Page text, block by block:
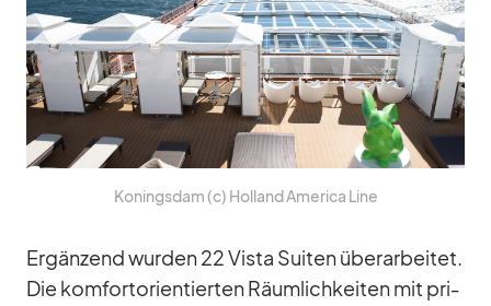
Ko­nings­dam (c) Hol­land Ame­rica Line
Er­gän­zend wur­den 22 Vista Sui­ten über­ar­bei­tet.
Die kom­fort­ori­en­tier­ten Räum­lich­kei­ten mit pri­